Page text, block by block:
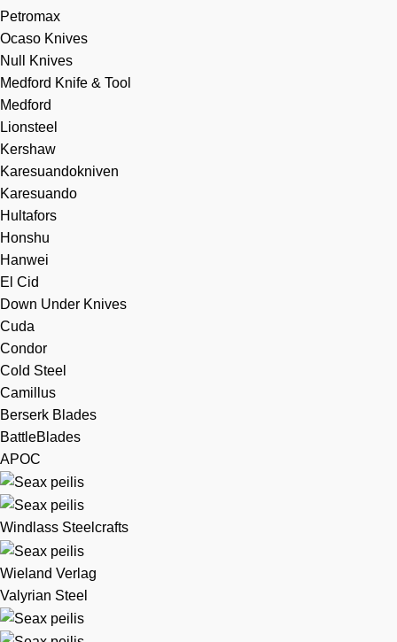
Petromax
Ocaso Knives
Null Knives
Medford Knife & Tool
Medford
Lionsteel
Kershaw
Karesuandokniven
Karesuando
Hultafors
Honshu
Hanwei
El Cid
Down Under Knives
Cuda
Condor
Cold Steel
Camillus
Berserk Blades
BattleBlades
APOC
Windlass Steelcrafts
Wieland Verlag
Valyrian Steel